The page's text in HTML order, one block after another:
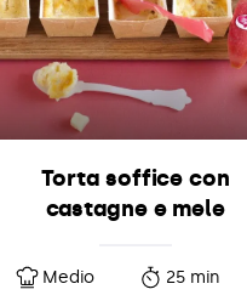
Torta soffice con
castagne e mele
Medio
25 min